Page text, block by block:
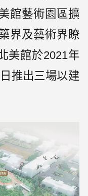
館藝術園區擴
界及藝術界瞭
美館於2021年
推出三場以建